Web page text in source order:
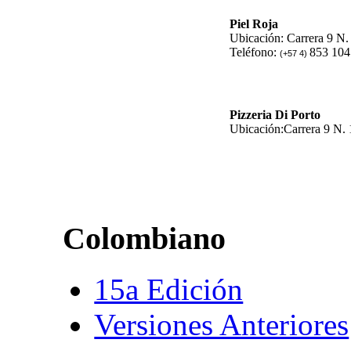
Piel Roja
Ubicación: Carrera 9
Teléfono:(+57 4)853
Pizzeria Di Porto
Ubicación:Carrera 9 N.
Colombiano
15a Edición
Versiones Anteriores